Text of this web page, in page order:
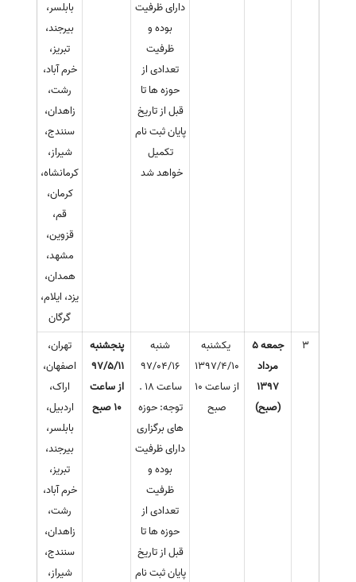
دارای ظرفیت
بوده و
ظرفیت
تعدادی از
حوزه ها تا
قبل از تاریخ
پایان ثبت نام
تکمیل
خواهد شد
بابلسر،
بیرجند،
تبریز،
خرم آباد،
رشت،
زاهدان،
سنندج،
شیراز،
کرمانشاه،
کرمان،
قم،
قزوین،
مشهد،
همدان،
یزد، ایلام،
گرگان
3
جمعه 5
مرداد
1397
(صبح)
یکشنبه
1397/4/10
از ساعت 10
صبح
شنبه
97/04/16
ساعت 18 .
توجه: حوزه
های برگزاری
دارای ظرفیت
بوده و
ظرفیت
تعدادی از
حوزه ها تا
قبل از تاریخ
پایان ثبت نام
پنجشنبه
از ساعت
10 صبح
تهران،
اصفهان،
اراک،
اردبیل،
بابلسر،
بیرجند،
تبریز،
خرم آباد،
رشت،
زاهدان،
سنندج،
شیراز،